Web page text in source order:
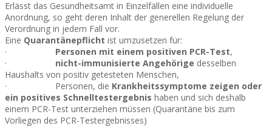
Erlässt das Gesundheitsamt in Einzelfällen eine individuelle
Anordnung, so geht deren Inhalt der generellen Regelung der
Verordnung in jedem Fall vor.
Eine Quarantänepflicht ist umzusetzen für:
· Personen mit einem positiven PCR-Test,
· nicht-immunisierte Angehörige desselben
Haushalts von positiv getesteten Menschen,
· Personen, die Krankheitssymptome zeigen oder
ein positives Schnelltestergebnis haben und sich deshalb
einem PCR-Test unterziehen müssen (Quarantäne bis zum
Vorliegen des PCR-Testergebnisses)